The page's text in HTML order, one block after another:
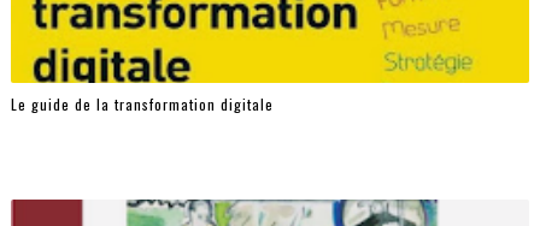
Le guide de la transformation digitale